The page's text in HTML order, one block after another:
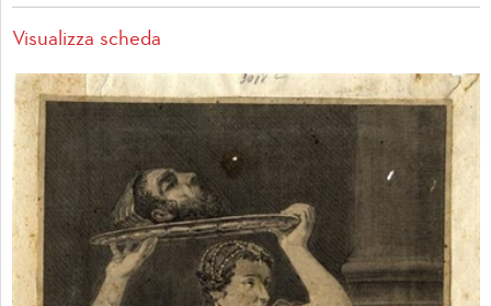
Visualizza scheda